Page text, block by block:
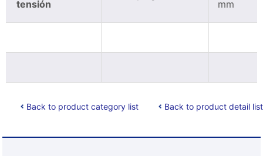
tensión
mm
Back to product category list Back to product detail list